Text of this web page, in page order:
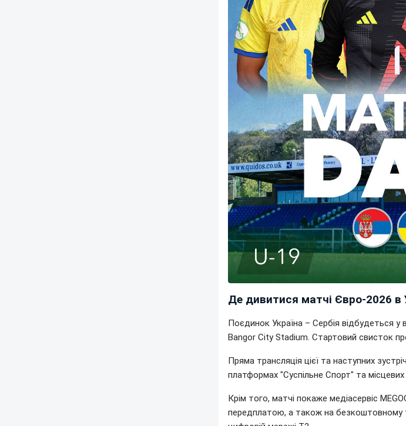
Де дивитися матчі Євро-2026 в
Поєдинок Україна – Сербія відбудеться у
Bangor City Stadium. Стартовий свисток
Пряма трансляція цієї та наступних
платформах "Суспільне Спорт" та місцевих
Крім того, матчі покаже медіасервіс
передплатою, а також на безкоштовному